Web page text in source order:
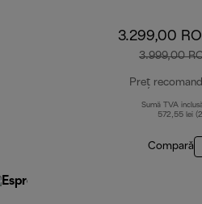
3.299,00
3.999,00
Preț
Sumă TVA
572,55 lei
Compară